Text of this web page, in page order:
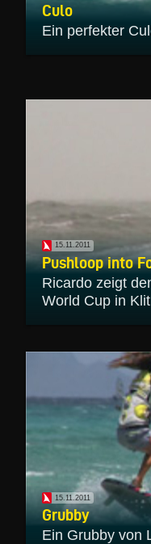
Culo
Ein perfekter
15.11.2011
Pushloop into
Ricardo zeigt
World Cup in
15.11.2011
Grubby
Ein Grubby von